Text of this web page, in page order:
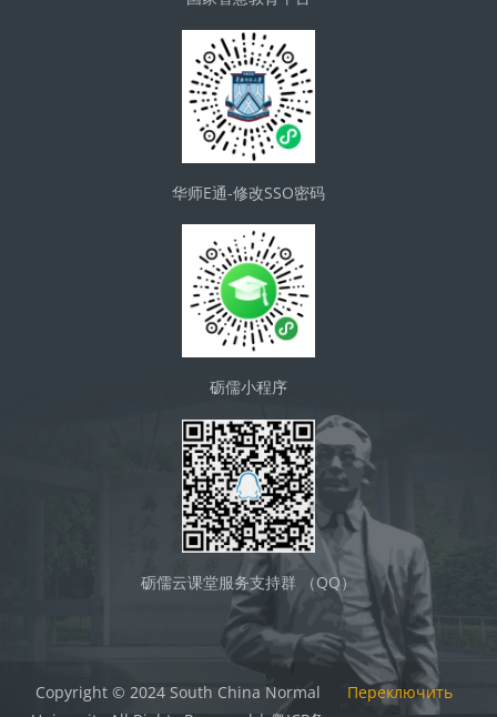
华师E通-修改SSO密码
砺儒小程序
砺儒云课堂服务支持群 （QQ）
Copyright © 2024 South China Normal
Переключить